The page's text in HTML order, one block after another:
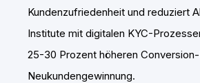
Kundenzufriedenheit und reduziert
Institute mit digitalen KYC-
25-30 Prozent höheren
Neukundengewinnung.